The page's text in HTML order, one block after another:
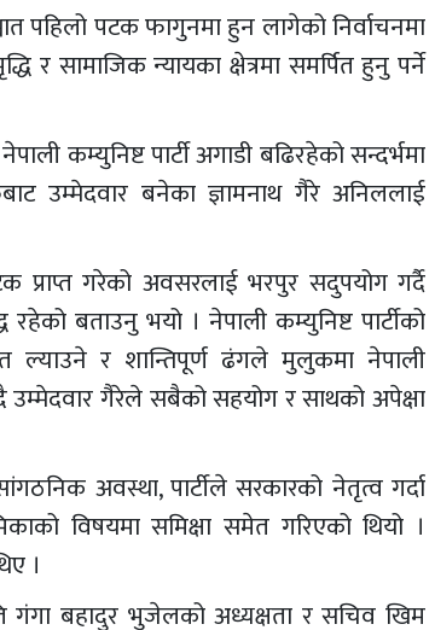
पहिलो पटक फागुनमा हुन लागेको निर्वाचनमा
र सामाजिक न्यायका क्षेत्रमा समर्पित हुनु पर्ने
कम्युनिष्ट पार्टी अगाडी बढिरहेको सन्दर्भमा
उम्मेदवार बनेका ज्ञामनाथ गैरे अनिललाई
गरेको अवसरलाई भरपुर सदुपयोग गर्दै
बताउनु भयो । नेपाली कम्युनिष्ट पार्टीको
ल्याउने र शान्तिपूर्ण ढंगले मुलुकमा नेपाली
उम्मेदवार गैरेले सबैको सहयोग र साथको अपेक्षा
अवस्था, पार्टीले सरकारको नेतृत्व गर्दा
विषयमा समिक्षा समेत गरिएको थियो ।
।
गंगा बहादुर भुजेलको अध्यक्षता र सचिव खिम